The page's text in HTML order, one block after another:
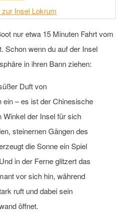
Insel Lokrum
nur etwa 15 Minuten Fahrt vom
Schon wenn du auf der Insel
in ihren Bann ziehen:
Duft von
ein – es ist der Chinesische
Winkel der Insel für sich
steinernen Gängen des
die Sonne ein Spiel
in der Ferne glitzert das
vor sich hin, während
ruft und dabei sein
öffnet.